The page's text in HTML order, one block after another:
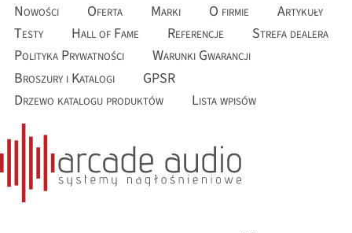
Nowości Oferta Marki O firmie
Artykuły
Testy
Hall of Fame Referencje
Strefa dealera
Polityka Prywatności
Warunki Gwarancji
Broszury i Katalogi
GPSR
Drzewo katalogu produktów
Lista wpisów